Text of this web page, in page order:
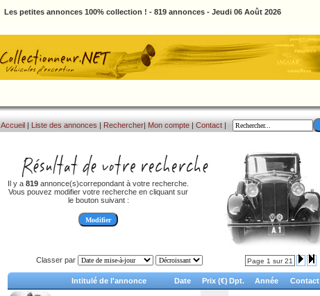
Les petites annonces 100% collection ! - 819 annonces - Jeudi 06 Août 2026
Accueil | Liste des annonces | Rechercher| Mon compte | Contact |
Il y a 819 annonce(s)correpondant à votre recherche.
Vous pouvez modifier votre recherche en cliquant sur
le bouton suivant :
Classer par Page 1 sur 21
Intitulé de l'annonce Date Prix (€) Dpt. Année Contact